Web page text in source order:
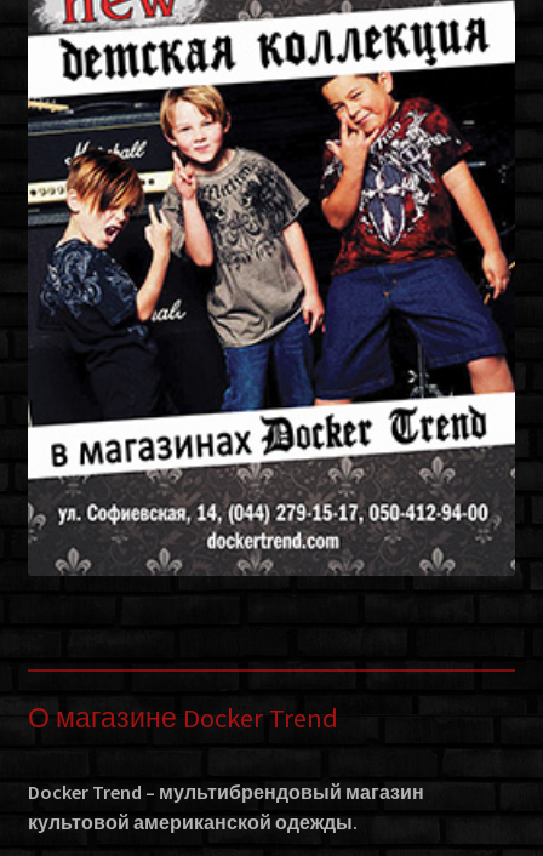
О магазине Docker Trend
Docker Trend – мультибрендовый магазин
культовой американской одежды.